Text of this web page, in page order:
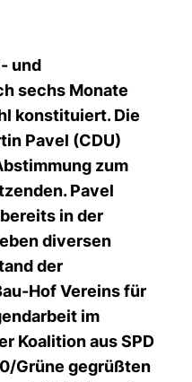
und
sechs Monate
konstituiert. Die
Pavel (CDU)
zum
Pavel
in der
diversen
der
Hof Vereins für
im
Koalition aus SPD
Grüne gegrüßten